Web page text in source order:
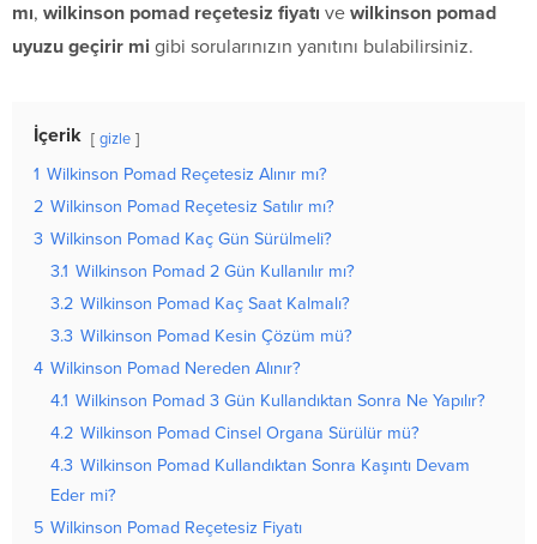
mı, wilkinson pomad reçetesiz fiyatı ve wilkinson pomad
uyuzu geçirir mi gibi sorularınızın yanıtını bulabilirsiniz.
İçerik gizle
1 Wilkinson Pomad Reçetesiz Alınır mı?
2 Wilkinson Pomad Reçetesiz Satılır mı?
3 Wilkinson Pomad Kaç Gün Sürülmeli?
3.1 Wilkinson Pomad 2 Gün Kullanılır mı?
3.2 Wilkinson Pomad Kaç Saat Kalmalı?
3.3 Wilkinson Pomad Kesin Çözüm mü?
4 Wilkinson Pomad Nereden Alınır?
4.1 Wilkinson Pomad 3 Gün Kullandıktan Sonra Ne Yapılır?
4.2 Wilkinson Pomad Cinsel Organa Sürülür mü?
4.3 Wilkinson Pomad Kullandıktan Sonra Kaşıntı Devam
Eder mi?
5 Wilkinson Pomad Reçetesiz Fiyatı